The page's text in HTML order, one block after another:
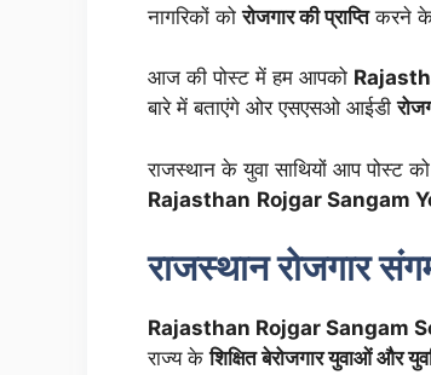
नागरिकों कोरोजगार की प्राप्तिकरने के
आज की पोस्ट में हम आपको
बारे में बताएंगे ओर एसएसओ आईडी
राजस्थान के युवा साथियों आप पोस्ट
Rajasthan Rojgar Sangam
राजस्थान रोजगार
Rajasthan Rojgar Sangam
राज्य केशिक्षित बेरोजगार युवाओं और